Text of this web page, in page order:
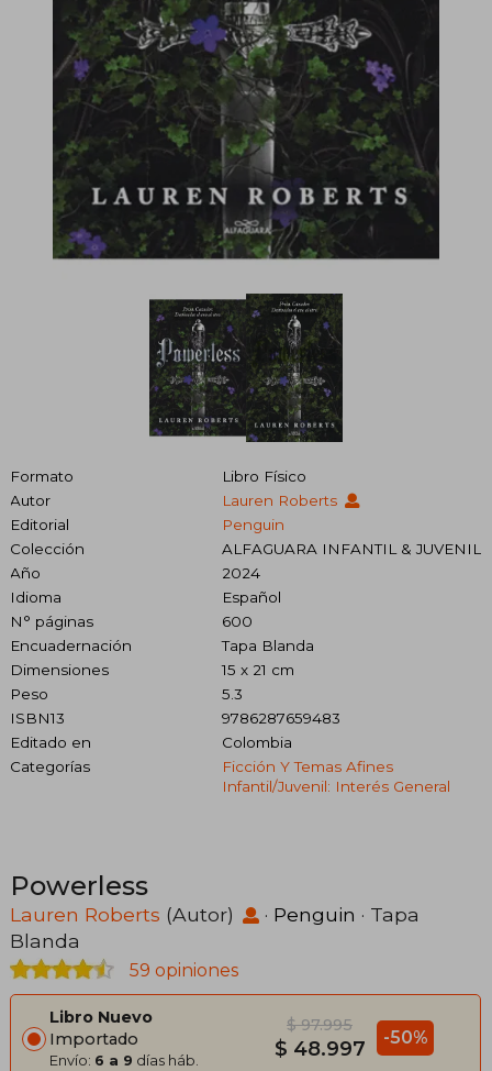
Formato
Libro Físico
Autor
Lauren Roberts
Editorial
Penguin
Colección
ALFAGUARA INFANTIL & JUVENIL
Año
2024
Idioma
Español
N° páginas
600
Encuadernación
Tapa Blanda
Dimensiones
15 x 21 cm
Peso
5.3
ISBN13
9786287659483
Editado en
Colombia
Categorías
Ficción Y Temas Afines
Infantil/juvenil: Interés General
Powerless
Lauren Roberts (Autor) · Penguin · Tapa
Blanda
59 opiniones
Libro Nuevo
Importado
Envío: 6 a 9 días háb.
$ 97.995
$ 48.997 -50%